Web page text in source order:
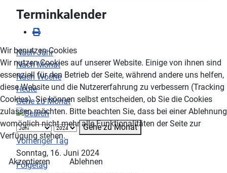
Terminkalender
Nach Jahr
Nach Monat
Nach Woche
Heute
Gehe zu Monat
Gehe zu Monat
Vorheriger Tag
Sonntag, 16. Juni 2024
Folgetag
Wir benutzen Cookies
Wir nutzen Cookies auf unserer Website. Einige von ihnen sind
essenziell für den Betrieb der Seite, während andere uns helfen,
diese Website und die Nutzererfahrung zu verbessern (Tracking
Cookies). Sie können selbst entscheiden, ob Sie die Cookies
zulassen möchten. Bitte beachten Sie, dass bei einer Ablehnung
womöglich nicht mehr alle Funktionalitäten der Seite zur
Verfügung stehen.
Akzeptieren
Ablehnen